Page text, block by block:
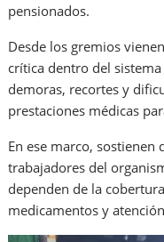
pensionados.
Desde los gremios
crítica dentro del
demoras, recortes y
prestaciones médicas
En ese marco,
trabajadores del
dependen de la
medicamentos y